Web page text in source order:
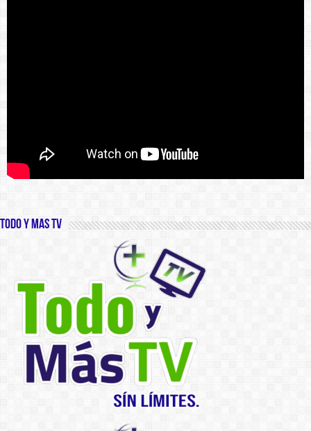
Todo y Mas TV